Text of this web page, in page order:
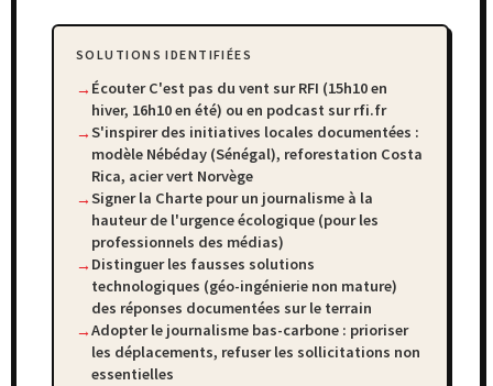
SOLUTIONS IDENTIFIÉES
Écouter C'est pas du vent sur RFI (15h10 en
hiver, 16h10 en été) ou en podcast sur rfi.fr
S'inspirer des initiatives locales documentées :
modèle Nébéday (Sénégal), reforestation Costa
Rica, acier vert Norvège
Signer la Charte pour un journalisme à la
hauteur de l'urgence écologique (pour les
professionnels des médias)
Distinguer les fausses solutions
technologiques (géo-ingénierie non mature)
des réponses documentées sur le terrain
Adopter le journalisme bas-carbone : prioriser
les déplacements, refuser les sollicitations non
essentielles